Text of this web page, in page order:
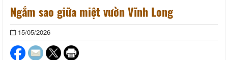
Ngắm sao giữa miệt vườn Vĩnh Long
15/05/2026